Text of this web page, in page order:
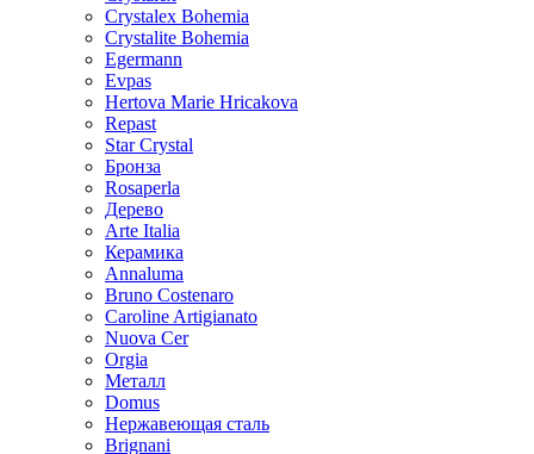
Crystalex Bohemia
Crystalite Bohemia
Egermann
Evpas
Hertova Marie Hricakova
Repast
Star Crystal
Бронза
Rosaperla
Дерево
Arte Italia
Керамика
Annaluma
Bruno Costenaro
Caroline Artigianato
Nuova Cer
Orgia
Металл
Domus
Нержавеющая сталь
Brignani